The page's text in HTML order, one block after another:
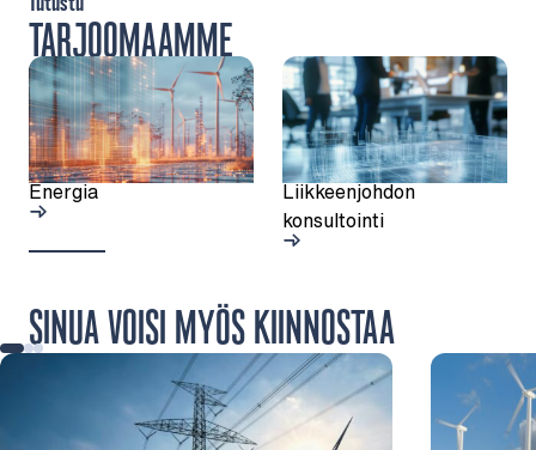
TARJOOMAAMME
Energia
Liikkeenjohdon
konsultointi
SINUA VOISI MYÖS KIINNOSTAA